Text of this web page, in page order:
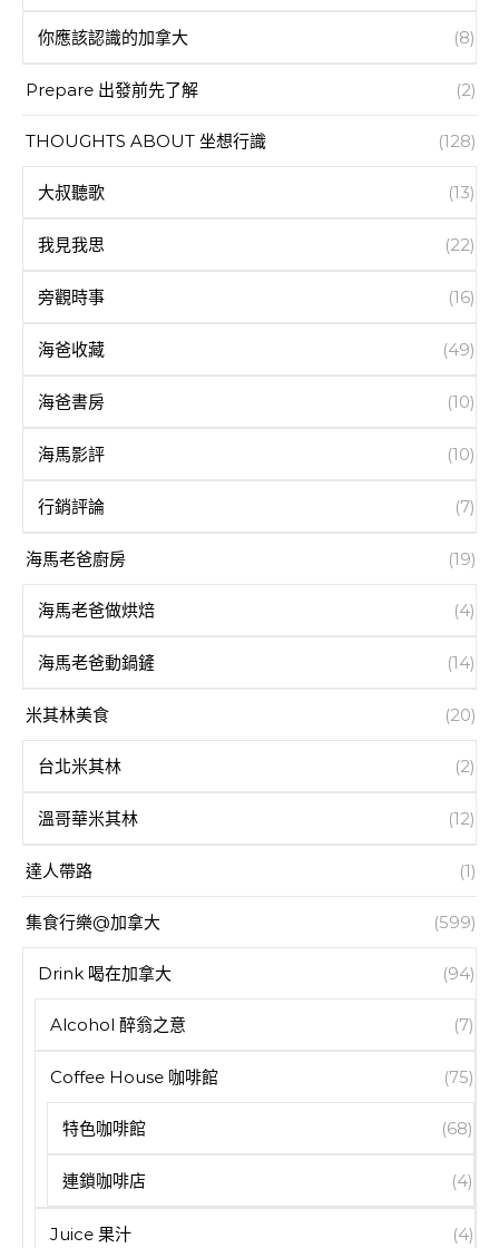
你應該認識的加拿大 (8)
Prepare 出發前先了解 (2)
THOUGHTS ABOUT 坐想行識 (128)
大叔聽歌 (13)
我見我思 (22)
旁觀時事 (16)
海爸收藏 (49)
海爸書房 (10)
海馬影評 (10)
行銷評論 (7)
海馬老爸廚房 (19)
海馬老爸做烘焙 (4)
海馬老爸動鍋鏟 (14)
米其林美食 (20)
台北米其林 (2)
溫哥華米其林 (12)
達人帶路 (1)
集食行樂@加拿大 (599)
Drink 喝在加拿大 (94)
Alcohol 醉翁之意 (7)
Coffee House 咖啡館 (75)
特色咖啡館 (68)
連鎖咖啡店 (4)
Juice 果汁 (4)